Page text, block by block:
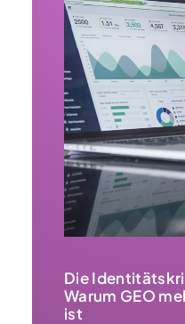
Die
Warum GEO
ist